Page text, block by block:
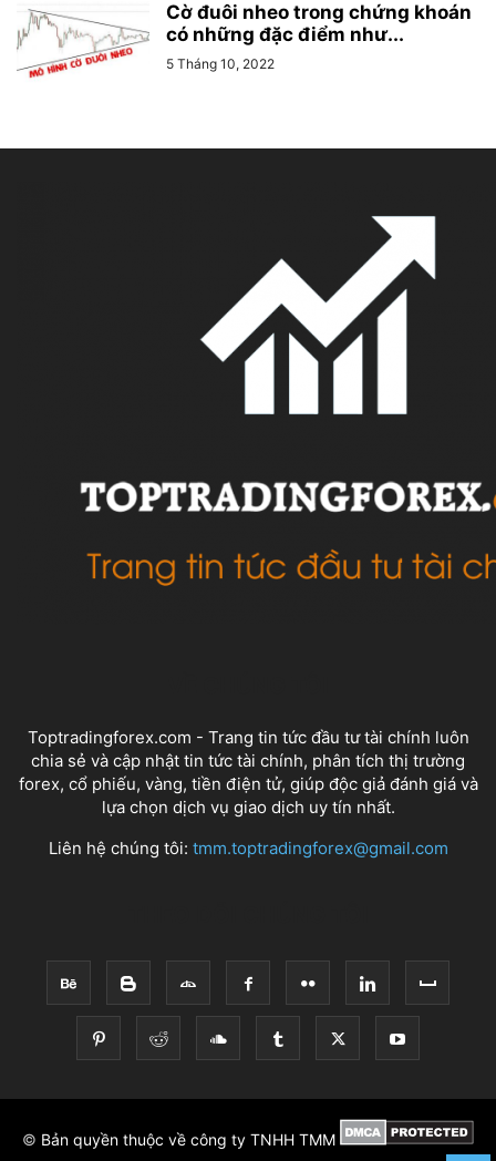
Cờ đuôi nheo trong chứng khoán
có những đặc điểm như...
5 Tháng 10, 2022
Toptradingforex.com - Trang tin tức đầu tư tài chính luôn
chia sẻ và cập nhật tin tức tài chính, phân tích thị trường
forex, cổ phiếu, vàng, tiền điện tử, giúp độc giả đánh giá và
lựa chọn dịch vụ giao dịch uy tín nhất.
Liên hệ chúng tôi: tmm.toptradingforex@gmail.com
© Bản quyền thuộc về công ty TNHH TMM